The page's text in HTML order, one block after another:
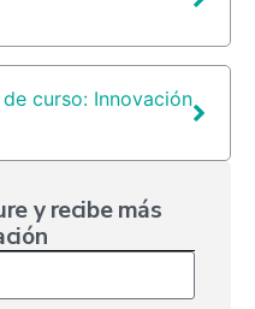
curso: Innovación
y recibe más